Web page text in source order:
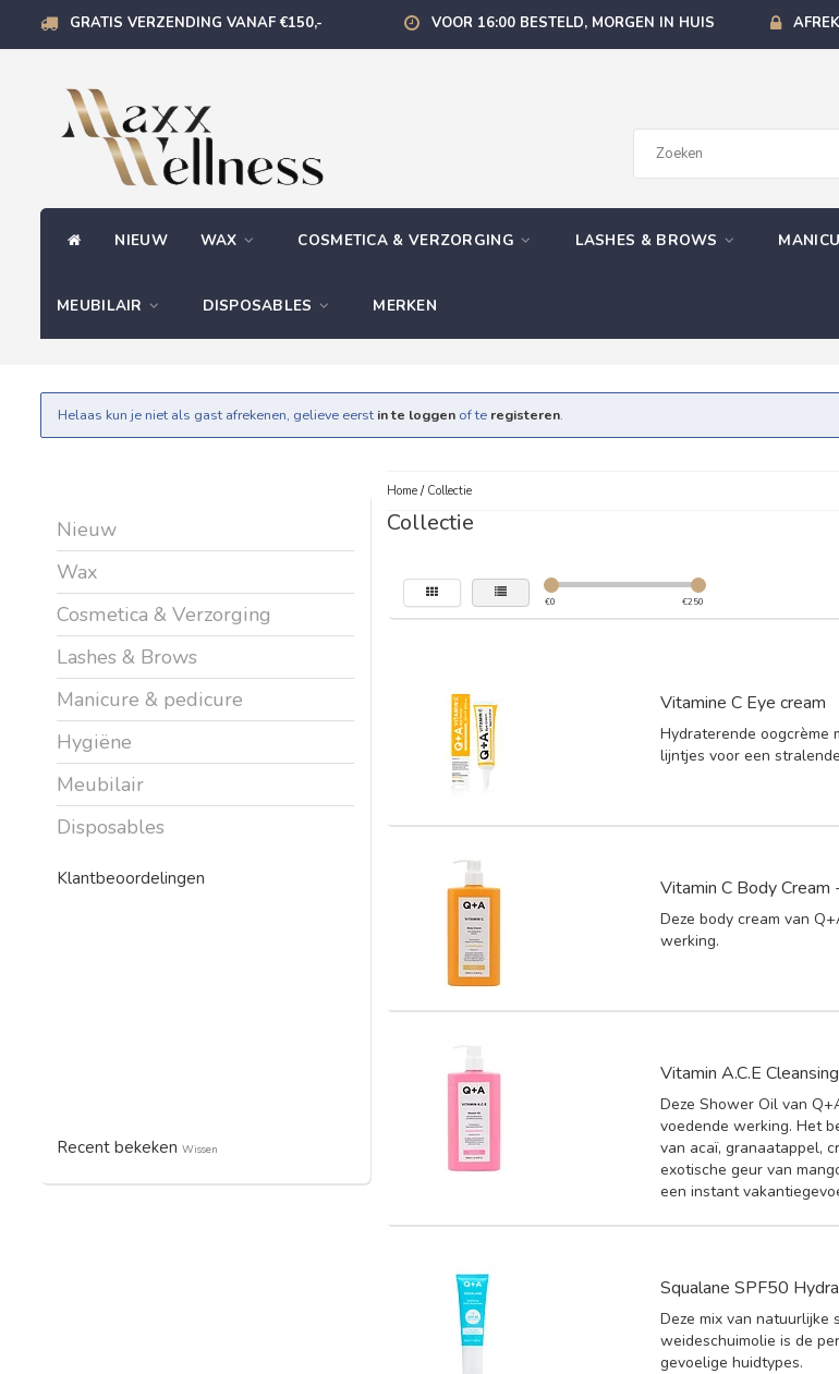
GRATIS VERZENDING VANAF €150,- VOOR 16:00 BESTELD, MORGEN IN HUIS
NIEUW WAX COSMETICA & VERZORGING LASHES & BROWS
MEUBILAIR DISPOSABLES MERKEN
Helaas kun je niet als gast afrekenen, gelieve eerst in te loggen of te registeren.
Nieuw
Wax
Cosmetica & Verzorging
Lashes & Brows
Manicure & pedicure
Hygiëne
Meubilair
Disposables
Klantbeoordelingen
Recent bekeken Wissen
Home/ Collectie
Collectie
€0 €250
Vitamine C Eye cream
Hydraterende oogcrème
lijntjes voor een
Vitamin C Body
Deze body cream van
werking.
Vitamin A.C.E
Deze Shower Oil van
voedende werking. Het
van acaï, granaatappel,
exotische geur van
een instant
Squalane SPF50
Deze mix van natuurlijke
weideschuimolie is de
gevoelige huidtypes.